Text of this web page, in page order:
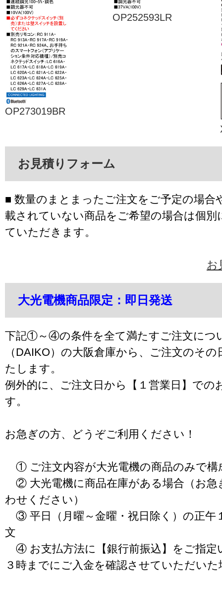
OP273019BR
OP252593LR
お見積りフォーム
■ 数量のまとまったご注文をご予定の場合
載されていない商品をご希望の場合は個別
ていただきます。
お
大光電機商品限定：即日発送
下記①～④の条件を全て満たすご注文につ
（DAIKO）の大阪倉庫から、ご注文のそ
たします。
例外的に、ご注文日から【１営業日】での
す。
お急ぎの方、どうぞご利用ください！
① ご注文内容が大光電機の商品のみで構
② 大光電機に商品在庫がある場合（お急
わせください）
③ 平日（月曜～金曜・祝日除く）の正午
文
④ お支払方法に【銀行前振込】をご指定
３時までにご入金を確認させていただいた